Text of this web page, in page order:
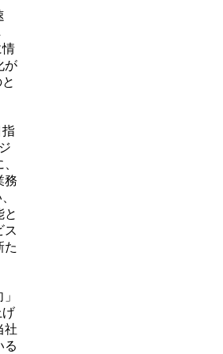
情
が
指
務
と
ス
た
社
る